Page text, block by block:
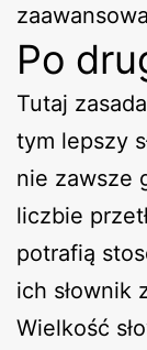
Po
Tutaj
tym lepszy
nie zawsze
liczbie
potrafią
ich słownik
Wielkość